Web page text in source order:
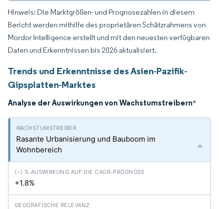
Hinweis: Die Marktgrößen- und Prognosezahlen in diesem
Bericht werden mithilfe des proprietären Schätzrahmens von
Mordor Intelligence erstellt und mit den neuesten verfügbaren
Daten und Erkenntnissen bis 2026 aktualisiert.
Trends und Erkenntnisse des Asien-Pazifik-
Gipsplatten-Marktes
Analyse der Auswirkungen von Wachstumstreibern*
Rasante Urbanisierung und Bauboom im
Wohnbereich
+1.8%